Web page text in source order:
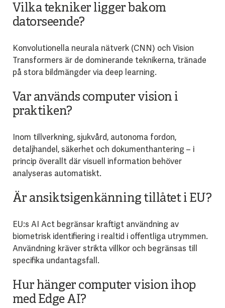
Vilka tekniker ligger bakom
datorseende?
Konvolutionella neurala nätverk (CNN) och Vision
Transformers är de dominerande teknikerna, tränade
på stora bildmängder via deep learning.
Var används computer vision i
praktiken?
Inom tillverkning, sjukvård, autonoma fordon,
detaljhandel, säkerhet och dokumenthantering – i
princip överallt där visuell information behöver
analyseras automatiskt.
Är ansiktsigenkänning tillåtet i EU?
EU:s AI Act begränsar kraftigt användning av
biometrisk identifiering i realtid i offentliga utrymmen.
Användning kräver strikta villkor och begränsas till
specifika undantagsfall.
Hur hänger computer vision ihop
med Edge AI?